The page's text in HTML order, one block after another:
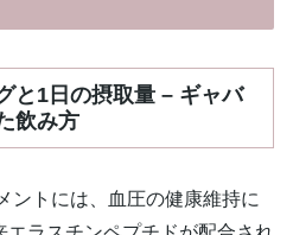
と1日の摂取量 – ギャバ
飲み方
ントには、血圧の健康維持に